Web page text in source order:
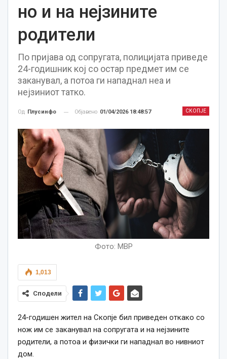
но и на нејзините
родители
По пријава од сопругата, полицијата приведе
24-годишник кој со остар предмет им се
заканувал, а потоа ги нападнал неа и
нејзиниот татко.
СКОПЈЕ
Од Плусинфо Објавено 01/04/2026 18:48:57
Фото: МВР
1,013
Сподели
24-годишен жител на Скопје бил приведен откако со
нож им се заканувал на сопругата и на нејзините
родители, а потоа и физички ги нападнал во нивниот
дом.